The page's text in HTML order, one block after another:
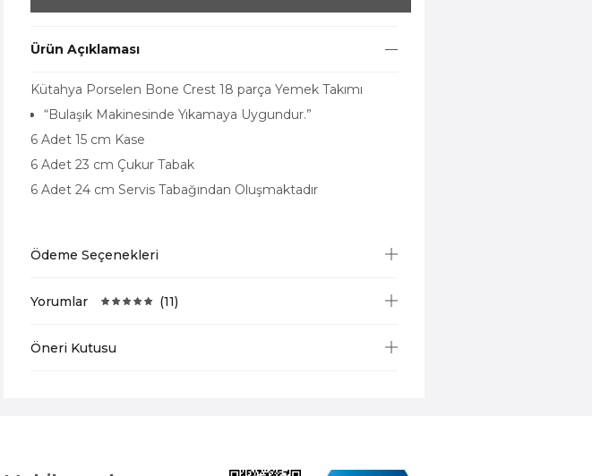
Ürün Açıklaması
Kütahya Porselen Bone Crest 18 parça Yemek Takımı
“Bulaşık Makinesinde Yıkamaya Uygundur.”
6 Adet 15 cm Kase
6 Adet 23 cm Çukur Tabak
6 Adet 24 cm Servis Tabağından Oluşmaktadır
Ödeme Seçenekleri
Yorumlar (11)
Öneri Kutusu